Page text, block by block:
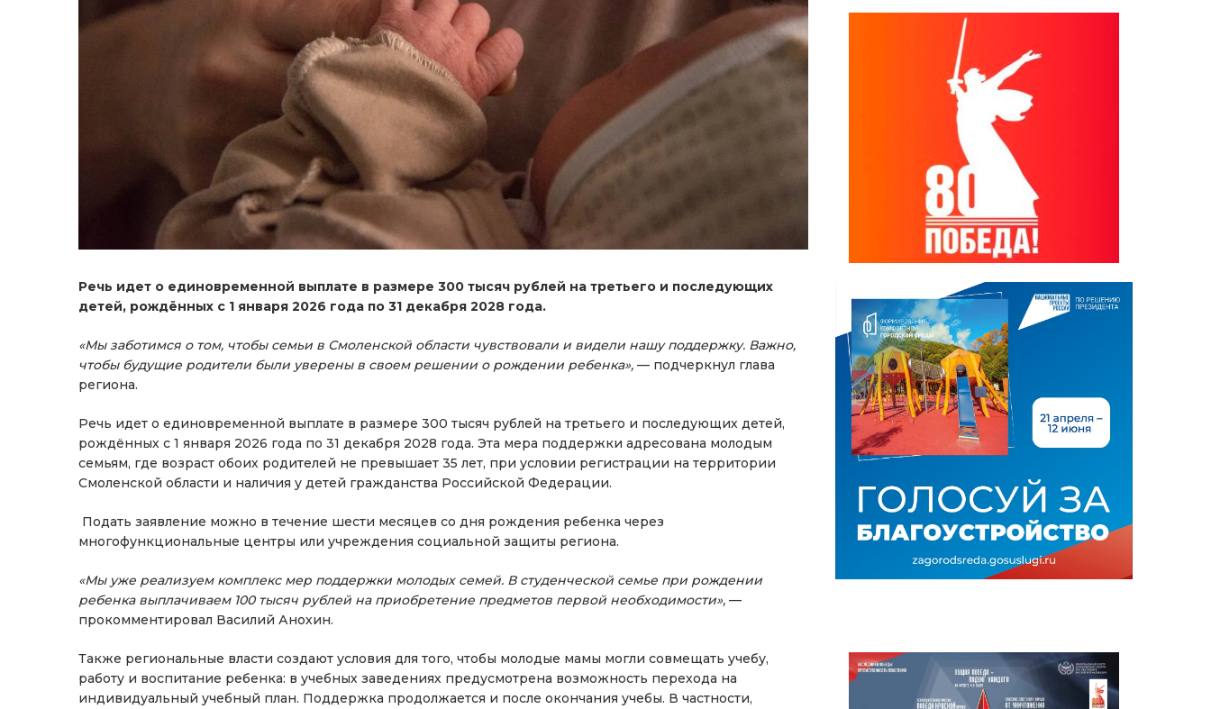
Речь идет о единовременной выплате в размере 300 тысяч рублей на третьего и последующих
детей, рождённых с 1 января 2026 года по 31 декабря 2028 года.
«Мы заботимся о том, чтобы семьи в Смоленской области чувствовали и видели нашу поддержку. Важно,
чтобы будущие родители были уверены в своем решении о рождении ребенка», — подчеркнул глава
региона.
Речь идет о единовременной выплате в размере 300 тысяч рублей на третьего и последующих детей,
рождённых с 1 января 2026 года по 31 декабря 2028 года. Эта мера поддержки адресована молодым
семьям, где возраст обоих родителей не превышает 35 лет, при условии регистрации на территории
Смоленской области и наличия у детей гражданства Российской Федерации.
Подать заявление можно в течение шести месяцев со дня рождения ребенка через
многофункциональные центры или учреждения социальной защиты региона.
«Мы уже реализуем комплекс мер поддержки молодых семей. В студенческой семье при рождении
ребенка выплачиваем 100 тысяч рублей на приобретение предметов первой необходимости», —
прокомментировал Василий Анохин.
Также региональные власти создают условия для того, чтобы молодые мамы могли совмещать учебу,
работу и воспитание ребенка: в учебных заведениях предусмотрена возможность перехода на
индивидуальный учебный план. Поддержка продолжается и после окончания учебы. В частности,